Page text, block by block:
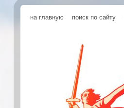
на главную поиск по сайту